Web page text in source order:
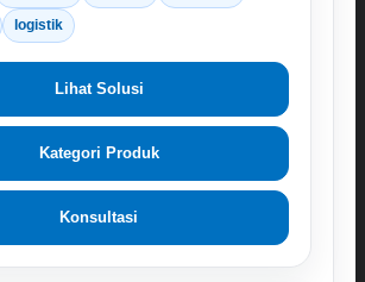
logistik
Lihat Solusi
Kategori Produk
Konsultasi